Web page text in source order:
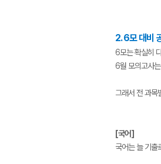
2. 6모 대비
6모는 확실히
6월 모의고사
그래서 전 과목
[국어]
국어는 늘 기출